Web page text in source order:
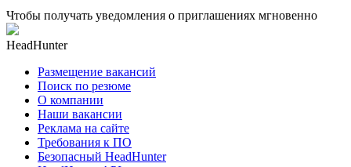
Чтобы получать уведомления о приглашениях мгновенно
HeadHunter
Размещение вакансий
Поиск по резюме
О компании
Наши вакансии
Реклама на сайте
Требования к ПО
Безопасный HeadHunter